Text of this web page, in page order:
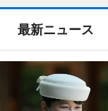
最新ニュース